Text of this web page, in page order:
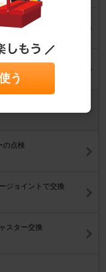
リーズアームの交換
換
の点検
ジョイントで交換
スター交換
う